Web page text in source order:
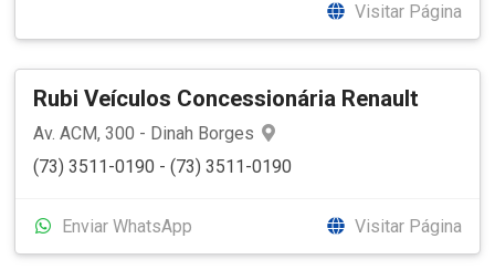
Visitar Página
Rubi Veículos Concessionária Renault
Av. ACM, 300 - Dinah Borges
(73) 3511-0190 - (73) 3511-0190
Enviar WhatsApp Visitar Página